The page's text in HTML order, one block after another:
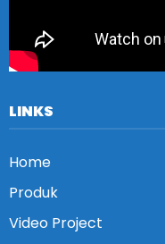
LINKS
Home
Produk
Video Project